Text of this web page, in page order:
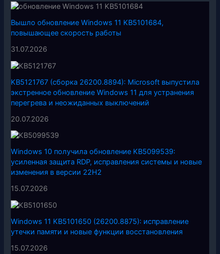
Вышло обновление Windows 11 KB5101684,
повышающее скорость работы
31.07.2026
KB5121767 (сборка 26200.8894): Microsoft выпустила
экстренное обновление Windows 11 для устранения
перегрева и неожиданных выключений
20.07.2026
Windows 10 получила обновление KB5099539:
усиленная защита RDP, исправления системы и новые
изменения в версии 22H2
15.07.2026
Windows 11 KB5101650 (26200.8875): исправление
утечки памяти и новые функции восстановления
15.07.2026